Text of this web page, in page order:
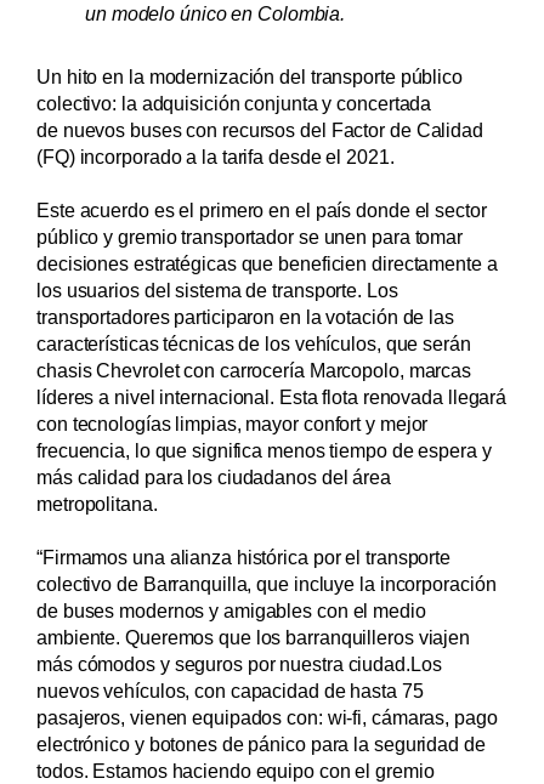
un modelo único en Colombia.
Un hito en la modernización del transporte público
colectivo: la adquisición conjunta y concertada
de nuevos buses con recursos del Factor de Calidad
(FQ) incorporado a la tarifa desde el 2021.
Este acuerdo es el primero en el país donde el sector
público y gremio transportador se unen para tomar
decisiones estratégicas que beneficien directamente a
los usuarios del sistema de transporte. Los
transportadores participaron en la votación de las
características técnicas de los vehículos, que serán
chasis Chevrolet con carrocería Marcopolo, marcas
líderes a nivel internacional. Esta flota renovada llegará
con tecnologías limpias, mayor confort y mejor
frecuencia, lo que significa menos tiempo de espera y
más calidad para los ciudadanos del área
metropolitana.
“Firmamos una alianza histórica por el transporte
colectivo de Barranquilla, que incluye la incorporación
de buses modernos y amigables con el medio
ambiente. Queremos que los barranquilleros viajen
más cómodos y seguros por nuestra ciudad.Los
nuevos vehículos, con capacidad de hasta 75
pasajeros, vienen equipados con: wi-fi, cámaras, pago
electrónico y botones de pánico para la seguridad de
todos. Estamos haciendo equipo con el gremio